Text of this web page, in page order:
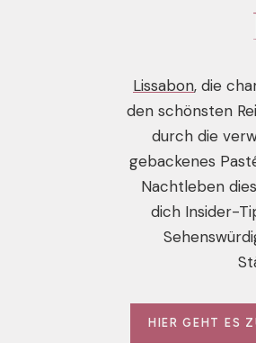
Lissabon, die
den schönsten
durch die
gebackenes
Nachtleben
dich Insider-
HIER GEHT ES